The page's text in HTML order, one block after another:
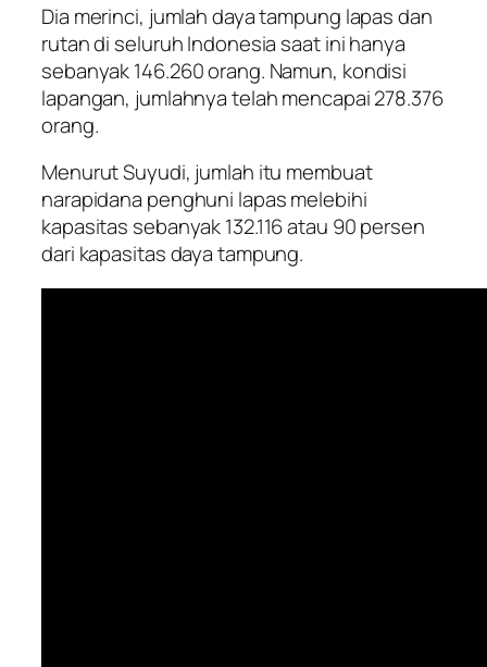
Dia merinci, jumlah daya tampung lapas dan
rutan di seluruh Indonesia saat ini hanya
sebanyak 146.260 orang. Namun, kondisi
lapangan, jumlahnya telah mencapai 278.376
orang.
Menurut Suyudi, jumlah itu membuat
narapidana penghuni lapas melebihi
kapasitas sebanyak 132.116 atau 90 persen
dari kapasitas daya tampung.